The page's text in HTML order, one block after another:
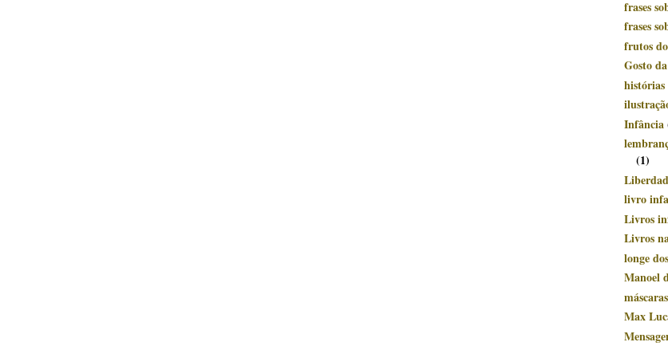
frases
frases
frutos
Gosto
Infância
(1)
livro
Livros
Livros
longe
Manoel
máscaras
Max